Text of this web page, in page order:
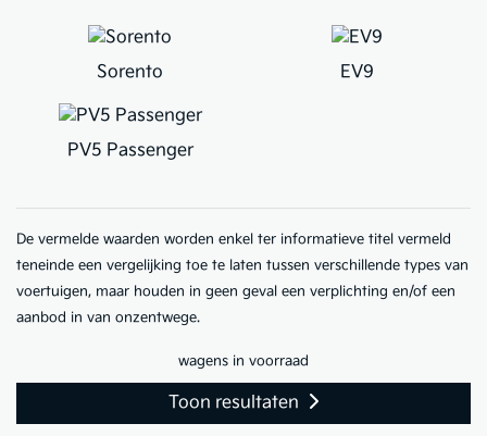
Sorento EV9
PV5 Passenger
De vermelde waarden worden enkel ter informatieve titel vermeld
teneinde een vergelijking toe te laten tussen verschillende types van
voertuigen, maar houden in geen geval een verplichting en/of een
aanbod in van onzentwege.
wagens in voorraad
Toon resultaten